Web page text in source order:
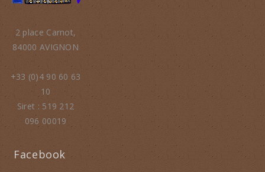
2 place Carnot,
84000 AVIGNON
+33 (0)4 90 60 63
10
Siret : 519 212
096 00019
Facebook